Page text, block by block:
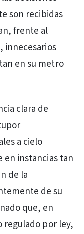
son recibidas
frente al
innecesarios
en su metro
clara de
a cielo
en instancias tan
de la
de su
que, en
regulado por ley,